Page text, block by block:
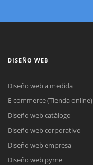
DISEÑO WEB
Diseño web a medida
E-commerce (Tienda online)
Diseño web catálogo
Diseño web corporativo
Diseño web empresa
Diseño web pyme